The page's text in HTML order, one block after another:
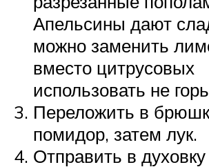
Апельсины дают
можно заменить
вместо цитрусовых
использовать не
Переложить в
помидор, затем лук.
Отправить в